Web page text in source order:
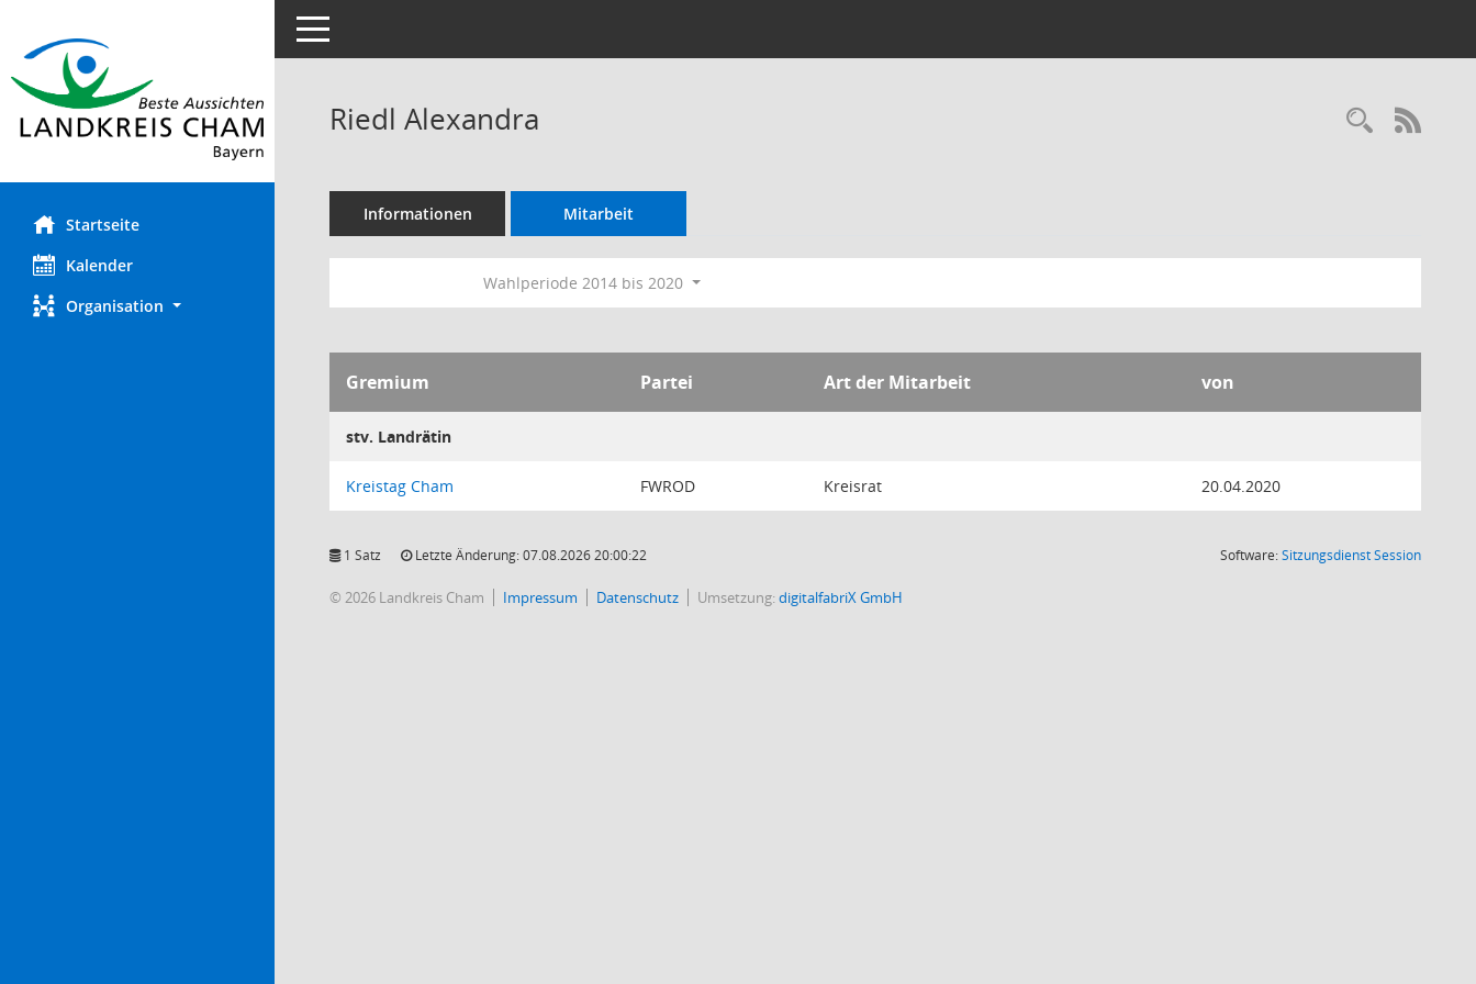
Startseite
Kalender
Organisation
Toggle navigation
Riedl Alexandra
Informationen Mitarbeit
Wahlperiode 2014 bis 2020
Gremium Partei Art der Mitarbeit von
stv. Landrätin
Kreistag Cham FWROD Kreisrat 20.04.2020
1 Satz Letzte Änderung: 07.08.2026 20:00:22 Software:SitzungsdienstSession(Wird in
© 2026 Landkreis Cham Impressum Datenschutz Umsetzung:digitalfabriX GmbH